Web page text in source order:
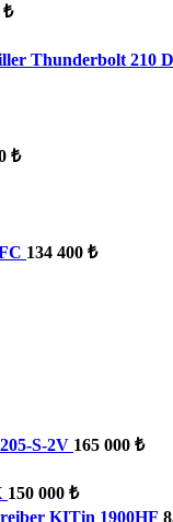
₺
Thunderbolt 210
₺
134 400 ₺
S-2V 165 000 ₺
150 000 ₺
KITin 1900HF